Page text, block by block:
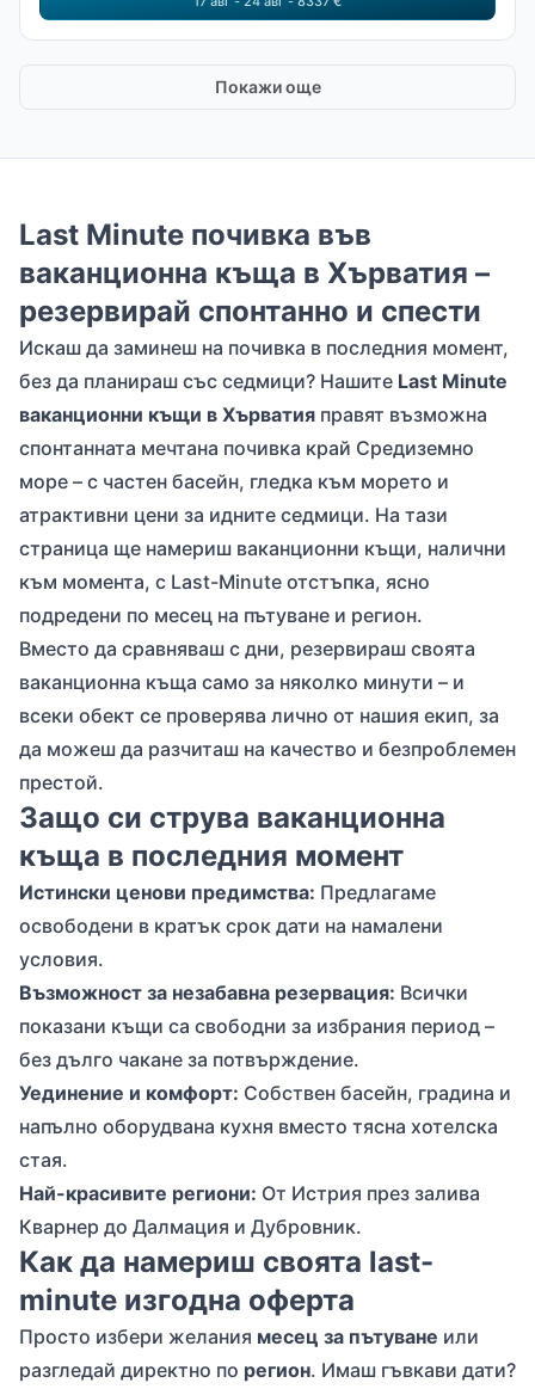
Покажи още
Last Minute почивка във
ваканционна къща в Хърватия –
резервирай спонтанно и спести
Искаш да заминеш на почивка в последния момент,
без да планираш със седмици? Нашите Last Minute
ваканционни къщи в Хърватия правят възможна
спонтанната мечтана почивка край Средиземно
море – с частен басейн, гледка към морето и
атрактивни цени за идните седмици. На тази
страница ще намериш ваканционни къщи, налични
към момента, с Last-Minute отстъпка, ясно
подредени по месец на пътуване и регион.
Вместо да сравняваш с дни, резервираш своята
ваканционна къща само за няколко минути – и
всеки обект се проверява лично от нашия екип, за
да можеш да разчиташ на качество и безпроблемен
престой.
Защо си струва ваканционна
къща в последния момент
Истински ценови предимства: Предлагаме
освободени в кратък срок дати на намалени
условия.
Възможност за незабавна резервация: Всички
показани къщи са свободни за избрания период –
без дълго чакане за потвърждение.
Уединение и комфорт: Собствен басейн, градина и
напълно оборудвана кухня вместо тясна хотелска
стая.
Най-красивите региони: От Истрия през залива
Кварнер до Далмация и Дубровник.
Как да намериш своята last-
minute изгодна оферта
Просто избери желания месец за пътуване или
разгледай директно по регион. Имаш гъвкави дати?